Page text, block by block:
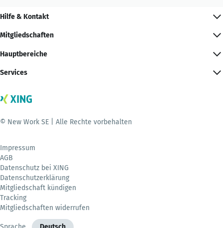
Hilfe & Kontakt
Mitgliedschaften
Hauptbereiche
Services
© New Work SE | Alle Rechte vorbehalten
Impressum
AGB
Datenschutz bei XING
Datenschutzerklärung
Mitgliedschaft kündigen
Tracking
Mitgliedschaften widerrufen